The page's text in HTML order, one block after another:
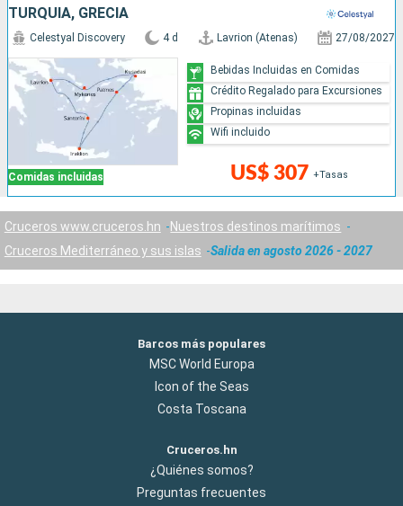
TURQUÍA, GRECIA
Comidas incluidas
Celestyal Discovery 4 d Lavrion (Atenas) 27/08/2027
US$ 307 +Tasas
Bebidas Incluidas en Comidas
Crédito Regalado para Excursiones
Propinas incluidas
Wifi incluido
Cruceros www.cruceros.hn
Nuestros destinos marítimos
Cruceros Mediterráneo y sus islas
Salida en agosto 2026 - 2027
Barcos más populares
MSC World Europa
Icon of the Seas
Costa Toscana
Cruceros.hn
¿Quiénes somos?
Preguntas frecuentes